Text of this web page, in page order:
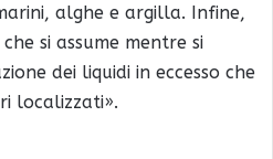
alghe e argilla. Infine,
si assume mentre si
dei liquidi in eccesso che
localizzati».